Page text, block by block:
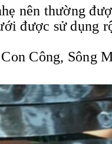
nên thường
được sử dụng
Công, Sông